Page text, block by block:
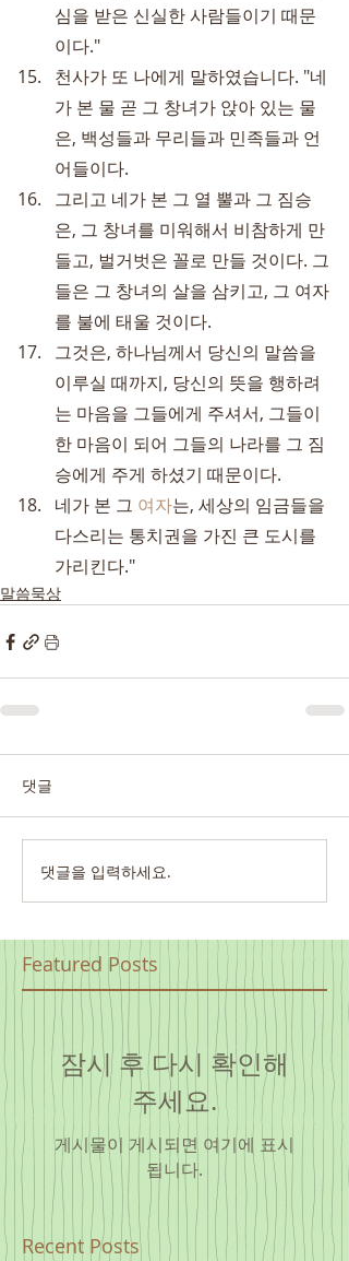
심을 받은 신실한 사람들이기 때문
이다."
천사가 또 나에게 말하였습니다. "네
가 본 물 곧 그 창녀가 앉아 있는 물
은, 백성들과 무리들과 민족들과 언
어들이다.
그리고 네가 본 그 열 뿔과 그 짐승
은, 그 창녀를 미워해서 비참하게 만
들고, 벌거벗은 꼴로 만들 것이다. 그
들은 그 창녀의 살을 삼키고, 그 여자
를 불에 태울 것이다.
그것은, 하나님께서 당신의 말씀을
이루실 때까지, 당신의 뜻을 행하려
는 마음을 그들에게 주셔서, 그들이
한 마음이 되어 그들의 나라를 그 짐
승에게 주게 하셨기 때문이다.
네가 본 그 여자는, 세상의 임금들을
다스리는 통치권을 가진 큰 도시를
가리킨다."
말씀묵상
댓글
댓글을 입력하세요.
Featured Posts
잠시 후 다시 확인해
주세요.
게시물이 게시되면 여기에 표시
됩니다.
Recent Posts